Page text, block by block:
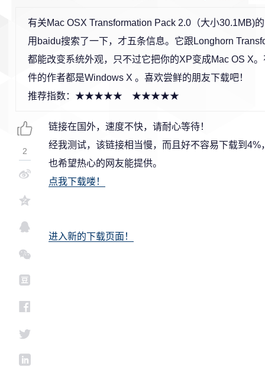
有关Mac OSX Transformation Pack 2.0（大小30.1MB)
用baidu搜索了一下，才五条信息。它跟Longhorn
都能改变系统外观，只不过它把你的XP变成Mac OS X
件的作者都是Windows X 。喜欢尝鲜的朋友下载吧！
推荐指数：★★★★★ ★★★★★
链接在国外，速度不快，请耐心等待！
经我测试，该链接相当慢，而且好不容易下载到
也希望热心的网友能提供。
点我下载喽！
进入新的下载页面！
2